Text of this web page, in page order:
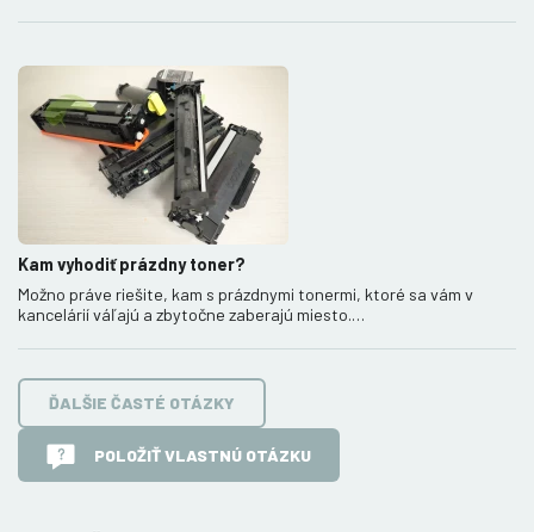
Kam vyhodiť prázdny toner?
Možno práve riešite, kam s prázdnymi tonermi, ktoré sa vám v
kancelárií váľajú a zbytočne zaberajú miesto.…
ĎALŠIE ČASTÉ OTÁZKY
POLOŽIŤ VLASTNÚ OTÁZKU